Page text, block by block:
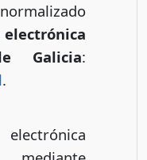
electrónica
Galicia:
.